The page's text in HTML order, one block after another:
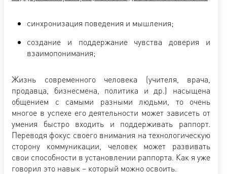
синхронизация поведения и мышления;
создание и поддержание чувства доверия и
взаимопонимания;
Жизнь современного человека (учителя, врача,
продавца, бизнесмена, политика и др.) насыщена
общением с самыми разными людьми, то очень
многое в успехе его деятельности может зависеть от
умения быстро входить и поддерживать раппорт.
Переводя фокус своего внимания на технологическую
сторону коммуникации, человек может развивать
свои способности в установлении раппорта. Как я уже
говорил это навык – который можно освоить.